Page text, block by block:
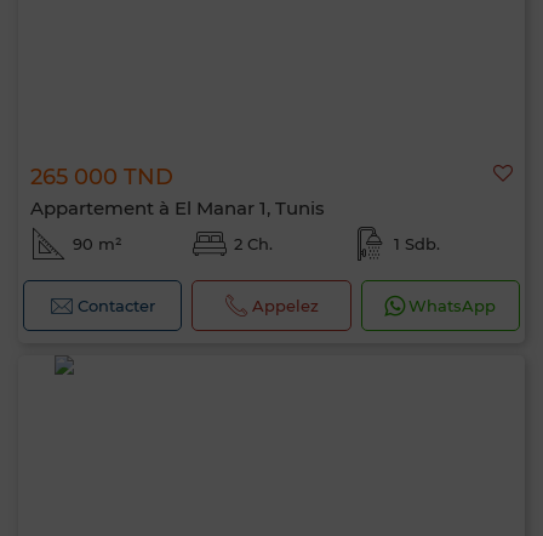
265 000 TND
Appartement à El Manar 1, Tunis
90 m² 2 Ch. 1 Sdb.
Contacter Appelez WhatsApp